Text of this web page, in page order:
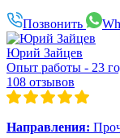
Позвонить
Юрий Зайцев
Опыт работы - 23
108 отзывов
Направления: